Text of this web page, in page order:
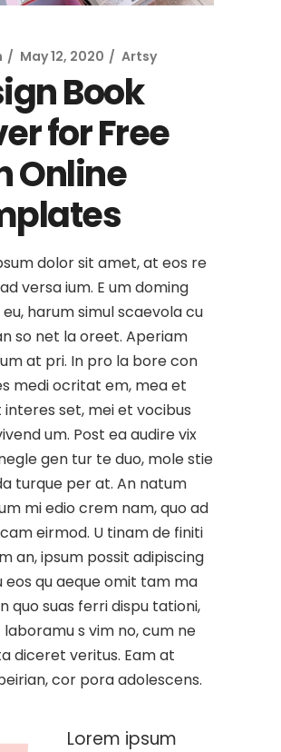
May 12, 2020 Artsy
Book
for Free
Online
dolor sit amet, at eos re
versa ium. E um doming
harum simul scaevola cu
so net la oreet. Aperiam
at pri. In pro la bore con
medi ocritat em, mea et
set, mei et vocibus
um. Post ea audire vix
gen tur te duo, mole stie
turque per at. An natum
mi edio crem nam, quo ad
eirmod. U tinam de finiti
an, ipsum possit adipiscing
eos qu aeque omit tam ma
quo suas ferri dispu tationi,
laboramu s vim no, cum ne
diceret veritus. Eam at
cor pora adolescens.
Lorem ipsum